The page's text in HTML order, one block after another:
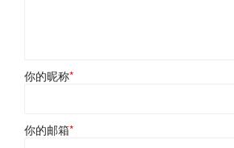
你的昵称*
你的邮箱*